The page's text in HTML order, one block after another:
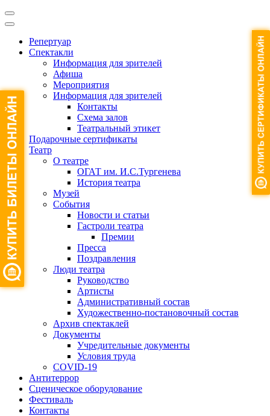
Репертуар
Спектакли
Информация для зрителей
Афиша
Мероприятия
Информация для зрителей
Контакты
Схема залов
Театральный этикет
Подарочные сертификаты
Театр
О театре
ОГАТ им. И.С.Тургенева
История театра
Музей
События
Новости и статьи
Гастроли театра
Премии
Пресса
Поздравления
Люди театра
Руководство
Артисты
Административный состав
Художественно-постановочный состав
Архив спектаклей
Документы
Учредительные документы
Условия труда
COVID-19
Антитеррор
Сценическое оборудование
Фестиваль
Контакты